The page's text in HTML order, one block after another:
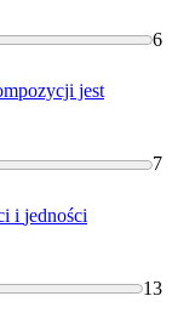
6
jest
7
i jedności
13